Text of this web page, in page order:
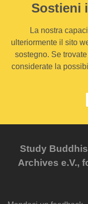
Sostieni
La nostra
ulteriormente il sito
sostegno. Se
considerate la
Study
Archives e.V.,